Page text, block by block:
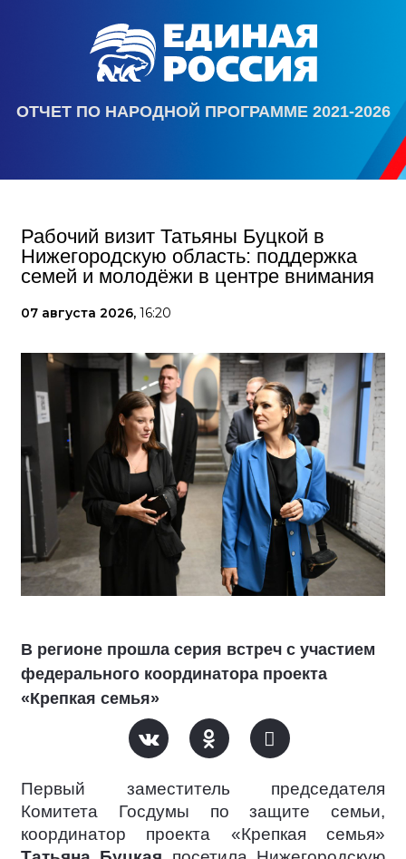
ОТЧЕТ ПО НАРОДНОЙ ПРОГРАММЕ 2021-2026
Рабочий визит Татьяны Буцкой в
Нижегородскую область: поддержка
семей и молодёжи в центре внимания
07 августа 2026, 16:20
В регионе прошла серия встреч с участием
федерального координатора проекта
«Крепкая семья»
Первый заместитель председателя
Комитета Госдумы по защите семьи,
координатор проекта «Крепкая семья»